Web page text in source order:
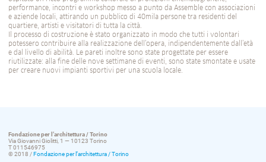
performance, incontri e workshop messo a punto da Assemble con associazioni
e aziende locali, attirando un pubblico di 40mila persone tra residenti del
quartiere, artisti e visitatori di tutta la città.
Il processo di costruzione è stato organizzato in modo che tutti i volontari
potessero contribuire alla realizzazione dell’opera, indipendentemente dall’età
e dal livello di abilità. Le pareti inoltre sono state progettate per essere
riutilizzate: alla fine delle nove settimane di eventi, sono state smontate e usate
per creare nuovi impianti sportivi per una scuola locale.
Fondazione per l’architettura / Torino
Via Giovanni Giolitti, 1 — 10123 Torino
T 011546975
© 2018 /Fondazione per l’architettura / Torino